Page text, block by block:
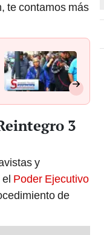
te contamos más
3
y
Poder Ejecutivo
de